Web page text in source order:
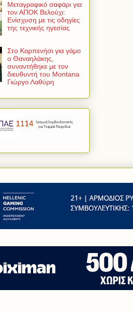
Μεταγραφικό σαφάρι για
τον ΑΠΟΚ Βελούχι:
Ενίσχυση με τις οδηγίες
της τεχνικής ηγεσίας
Στο Καρπενήσι για γάμο
ο Θαναηλάκης,
συναντήθηκε με τον
διευθυντή του Montana
Γιώργο Λαθύρη